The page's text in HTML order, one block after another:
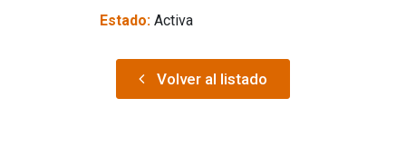
Estado: Activa
Volver al listado